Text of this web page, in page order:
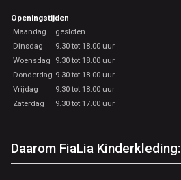
Openingstijden
Maandag
gesloten
Dinsdag
9.30 tot 18.00 uur
Woensdag
9.30 tot 18.00 uur
Donderdag 9.30 tot 18.00 uur
Vrijdag
9.30 tot 18.00 uur
Zaterdag
9.30 tot 17.00 uur
Daarom FiaLia Kinderkleding: